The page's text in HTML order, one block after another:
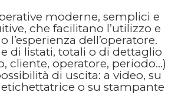
moderne, semplici e
che facilitano l’utilizzo e
l’esperienza dell’operatore.
di listati, totali o di dettaglio
cliente, operatore, periodo…)
di uscita: a video, su
o su stampante